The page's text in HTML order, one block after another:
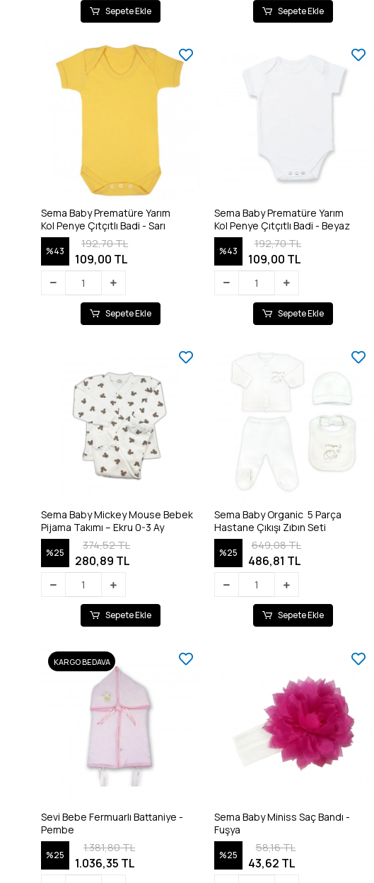
Sepete Ekle Sepete Ekle
Sema Baby Prematüre Yarım
Kol Penye Çıtçıtlı Badi - Sarı
%43
192,70 TL
109,00 TL
Sepete Ekle
Sema Baby Prematüre Yarım
Kol Penye Çıtçıtlı Badi - Beyaz
%43
192,70 TL
109,00 TL
Sepete Ekle
Sema Baby Mickey Mouse Bebek
Pijama Takımı – Ekru 0-3 Ay
%25
374,52 TL
280,89 TL
Sepete Ekle
Sema Baby Organic 5 Parça
Hastane Çıkışı Zıbın Seti
%25
649,08 TL
486,81 TL
Sepete Ekle
KARGO BEDAVA
Sevi Bebe Fermuarlı Battaniye -
Pembe
%25
1.381,80 TL
1.036,35 TL
Sema Baby Miniss Saç Bandı -
Fuşya
%25
58,16 TL
43,62 TL